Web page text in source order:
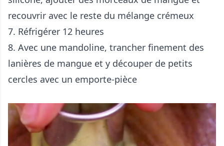
recouvrir avec le reste du mélange crémeux
7. Réfrigérer 12 heures
8. Avec une mandoline, trancher finement des
lanières de mangue et y découper de petits
cercles avec un emporte-pièce